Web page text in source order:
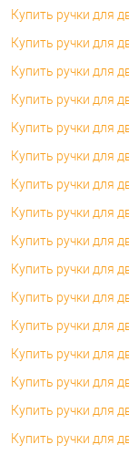
Купить ручки для
Купить ручки для
Купить ручки для
Купить ручки для
Купить ручки для
Купить ручки для
Купить ручки для
Купить ручки для
Купить ручки для
Купить ручки для
Купить ручки для
Купить ручки для
Купить ручки для
Купить ручки для
Купить ручки для
Купить ручки для